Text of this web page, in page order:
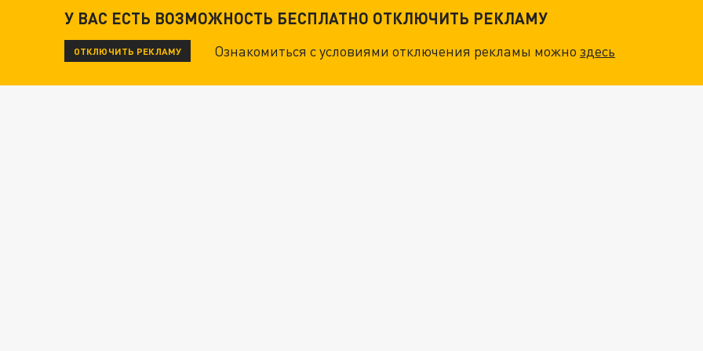
У ВАС ЕСТЬ ВОЗМОЖНОСТЬ БЕСПЛАТНО ОТКЛЮЧИТЬ РЕКЛАМУ
ОТКЛЮЧИТЬ РЕКЛАМУ Ознакомиться с условиями отключения рекламы можноздесь